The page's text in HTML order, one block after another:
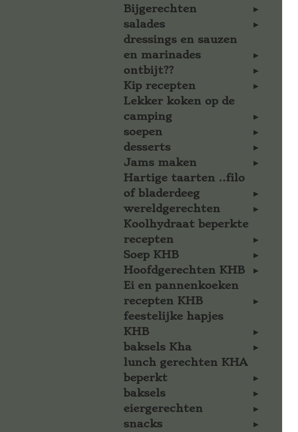
Bijgerechten
salades
dressings en sauzen
en marinades
ontbijt??
Kip recepten
Lekker koken op de
camping
soepen
desserts
Jams maken
Hartige taarten ..filo
of bladerdeeg
wereldgerechten
Koolhydraat beperkte
recepten
Soep KHB
Hoofdgerechten KHB
Ei en pannenkoeken
recepten KHB
feestelijke hapjes
KHB
baksels Kha
lunch gerechten KHA
beperkt
baksels
eiergerechten
snacks